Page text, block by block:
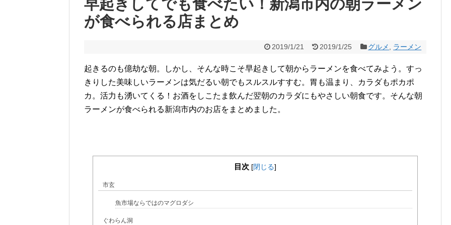
早起きしてでも食べたい！新潟市内の朝ラーメン
が食べられる店まとめ
2019/1/21 2019/1/25 グルメ ラーメン
起きるのも億劫な朝。しかし、そんな時こそ早起きして朝からラーメンを食べてみよう。すっ
きりした美味しいラーメンは気だるい朝でもスルスルすすむ。胃も温まり、カラダもポカポ
カ。活力も湧いてくる！お酒をしこたま飲んだ翌朝のカラダにもやさしい朝食です。そんな朝
ラーメンが食べられる新潟市内のお店をまとめました。
目次 [閉じる]
市玄
魚市場ならではのマグロダシ
ぐわらん洞